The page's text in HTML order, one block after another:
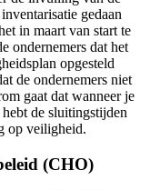
gedaan
in maart van start te
ondernemers dat het
opgesteld
de ondernemers niet
gaat dat wanneer je
de sluitingstijden
op veiligheid.
(CHO)